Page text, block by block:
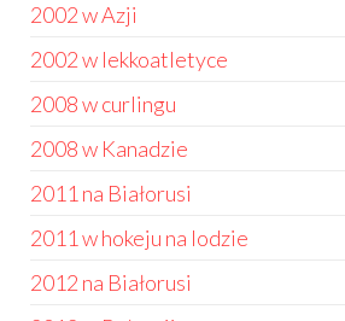
2002 w Azji
2002 w lekkoatletyce
2008 w curlingu
2008 w Kanadzie
2011 na Białorusi
2011 w hokeju na lodzie
2012 na Białorusi